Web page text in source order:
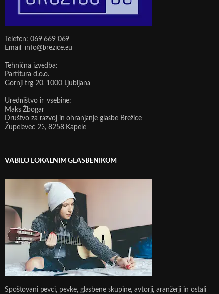
Telefon: 069 669 069
Email: info@brezice.eu
Tehnična izvedba:
Partitura d.o.o.
Gornji trg 20, 1000 Ljubljana
Uredništvo in vsebine:
Maks Žbogar
Društvo za razvoj in ohranjanje glasbe Brežice
Župelevec 23, 8258 Kapele
VABILO LOKALNIM GLASBENIKOM
Spoštovani pevci, pevke, glasbene skupine, avtorji, aranžerji in ostali